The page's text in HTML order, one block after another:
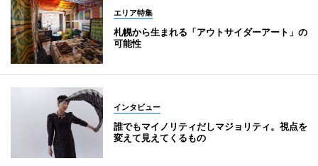
エリア特集
札幌から生まれる「アウトサイダーアート」の
可能性
インタビュー
誰でもマイノリティだしマジョリティ。視点を
変えて見えてくるもの